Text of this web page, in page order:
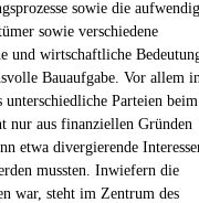
sowie die
sowie verschiedene
und wirtschaftliche
Bauaufgabe. Vor allem
Parteien beim
nur aus finanziellen Gründen
etwa divergierende
mussten. Inwiefern die
war, steht im Zentrum des